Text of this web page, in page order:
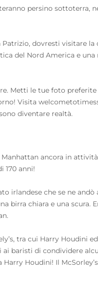
persino sottoterra,
dovresti visitare la
del Nord America e
Metti le tue foto
Visita
diventare realtà.
ancora in
170 anni!
irlandese che se ne
birra chiara e una scura.
tra cui Harry Houdini
baristi di condividere
Houdini! Il